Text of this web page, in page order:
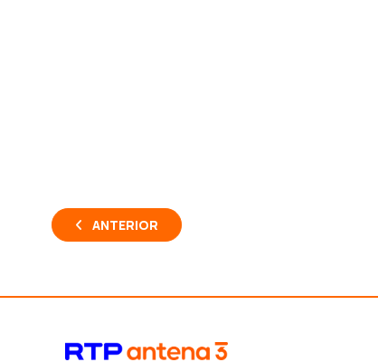
ANTERIOR